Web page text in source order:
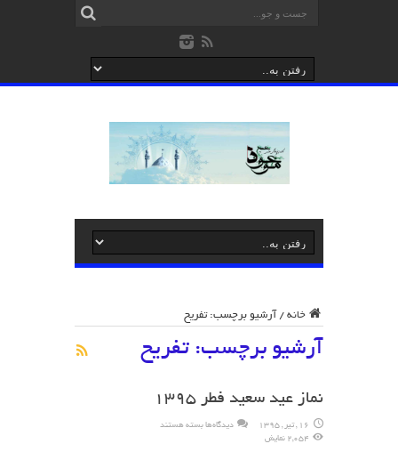
خانه / آرشیو برچسب: تفریح
آرشیو برچسب: تفریح
نماز عید سعید فطر ۱۳۹۵
16 , تیر , 1395 دیدگاه‌ها برای
بسته هستند
2,054 نمایش